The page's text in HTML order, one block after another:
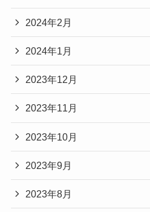
2024年2月
2024年1月
2023年12月
2023年11月
2023年10月
2023年9月
2023年8月